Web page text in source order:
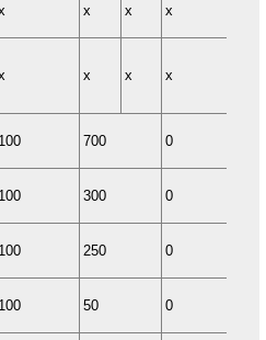
x x x
x x x
100 700 0
100 300 0
100 250 0
100 50 0